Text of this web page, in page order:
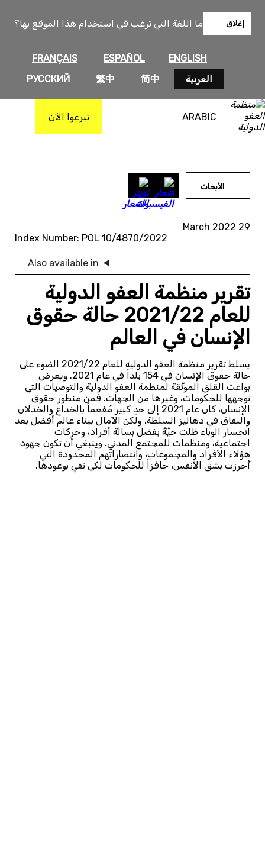
ما اللغة التي ترغب في استخدام هذا الموقع بها؟
ENGLISH
ESPAÑOL
FRANÇAIS
العربية
简中
繁中
РУССКИЙ
إغلاق
ARABIC تبرعوا الآن
المحتوى
الأبحاث
29 March 2022
Index Number: POL 10/4870/2022
Also available in
تقرير منظمة العفو الدولية
للعام 2021/22 حالة حقوق
الإنسان في العالم
يسلط تقرير منظمة العفو الدولية للعام 2021/22 الضوء على
حالة حقوق الإنسان في 154 بلداً في عام 2021. ويعرض
بواعث القلق الموثَّقة لمنظمة العفو الدولية والتوصيات التي
توجهها للحكومات، وغيرها من الجهات. فمن منظور حقوق
الإنسان، كان عام 2021 إلى حدٍ كبير مُفعماً بالخداع والخذلان
والنفاق في دهاليز السلطة. ولكن الآمال ببناء عالم أفضل بعد
انحسار الوباء ظلت حيَّةً بفضل بسالة أفراد، وحركات
اجتماعية، ومنظمات للمجتمع المدني. وينبغي أن تكون جهود
هؤلاء الأفراد والمجموعات، وانتصاراتهم المحدودة التي
أُحرزت بشق الأنفس، حافزاً للحكومات لكي تفي بوعودها.